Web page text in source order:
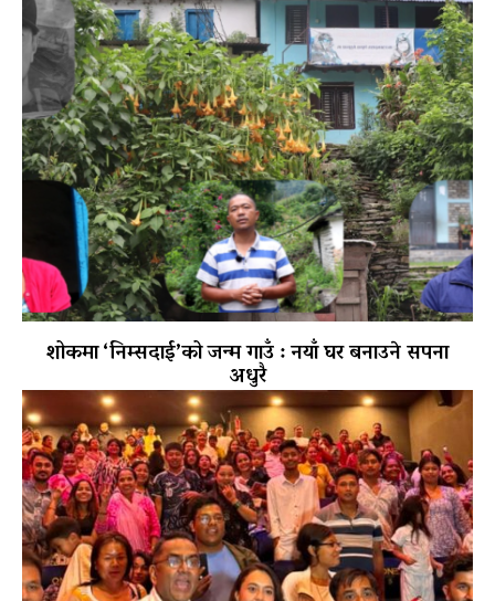
शोकमा ‘निम्सदाई’को जन्म गाउँ : नयाँ घर बनाउने सपना
अधुरै